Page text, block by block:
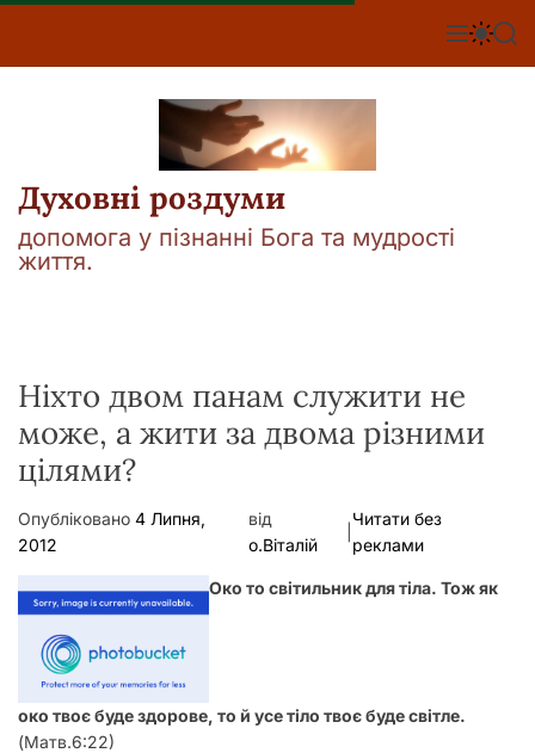
П
р
М П
о
р
П
Духовні роздуми
допомога у пізнанні Бога та мудрості
життя.
Ніхто двом панам служити не
може, а жити за двома різними
цілями?
Опубліковано 4 Липня,
2012
від
о.Віталій
Читати без
реклами
Око то світильник для тіла. Тож як
око твоє буде здорове, то й усе тіло твоє буде світле.
(Матв.6:22)